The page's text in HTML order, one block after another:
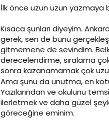
İlk önce uzun uzun yazmaya
Kısaca şunları diyeyim.
gerek, sen de bunu
gitmemene de sevindim.
derecelendirme, sıralama
sonra kazanamamak çok
Ama şunu da unutma, en
Yazılarından ve okulunu
ilerletmek ve daha güzel
göreceğine eminim.